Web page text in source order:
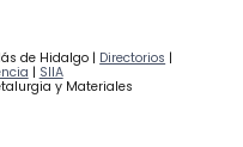
de Hidalgo | Directorios |
| SIIA
y Materiales